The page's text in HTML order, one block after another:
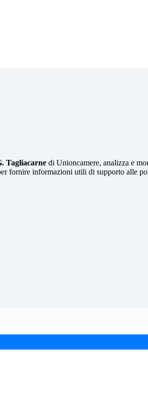
Tagliacarne di Unioncamere, analizza e
fornire informazioni utili di supporto alle